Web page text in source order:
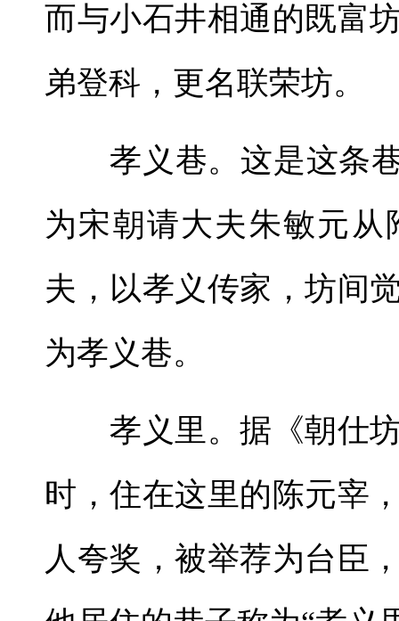
而与小石井相通的既富
弟登科，更名联荣坊。
孝义巷。这是这条巷
为宋朝请大夫朱敏元
夫，以孝义传家，坊间
为孝义巷。
孝义里。据《朝仕坊
时，住在这里的陈元宰
人夸奖，被举荐为台臣